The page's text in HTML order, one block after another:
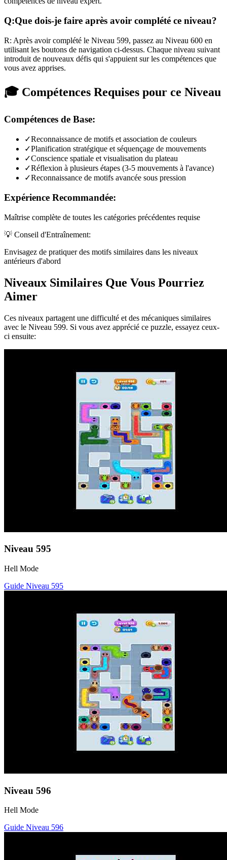
Q:Que dois-je faire après avoir complété ce niveau?
R: Après avoir complété le Niveau 599, passez au Niveau 600 en
utilisant les boutons de navigation ci-dessus. Chaque niveau suivant
introduit de nouveaux défis qui s'appuient sur les compétences que
vous avez apprises.
🎓 Compétences Requises pour ce Niveau
Compétences de Base:
✓Reconnaissance de motifs et association de couleurs
✓Planification stratégique et séquençage de mouvements
✓Conscience spatiale et visualisation du plateau
✓Réflexion à plusieurs étapes (3-5 mouvements à l'avance)
✓Reconnaissance de motifs avancée sous pression
Expérience Recommandée:
Maîtrise complète de toutes les catégories précédentes requise
💡 Conseil d'Entraînement:
Envisagez de pratiquer des motifs similaires dans les niveaux
antérieurs d'abord
Niveaux Similaires Que Vous Pourriez
Aimer
Ces niveaux partagent une difficulté et des mécaniques similaires
avec le Niveau 599. Si vous avez apprécié ce puzzle, essayez ceux-
ci ensuite:
Niveau 595
Hell Mode
Guide Niveau 595
Niveau 596
Hell Mode
Guide Niveau 596